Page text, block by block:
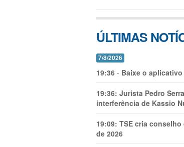
ÚLTIMAS
7/8/2026
19:36 - Baixe o
19:36: Jurista Pedro
interferência de Kassio
19:09: TSE cria
de 2026